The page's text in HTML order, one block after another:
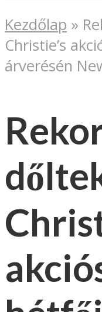
Kezdőlap »
Christie’s
árverésén